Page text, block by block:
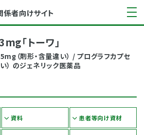
係者向けサイト
「トーワ」
（剤形・含量違い） / プログラフカプセ
） のジェネリック医薬品
資料 患者等向け資材